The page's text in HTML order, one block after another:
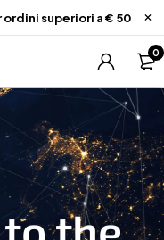
superiori a € 50
0